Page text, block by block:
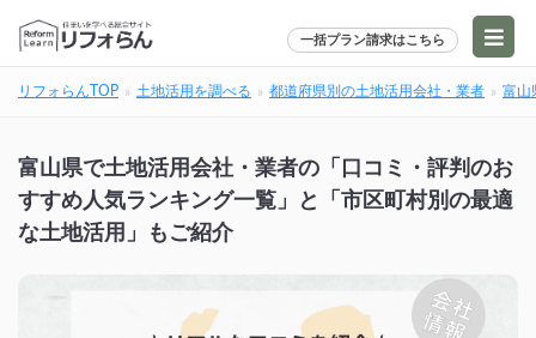
一括プラン請求はこちら
リフォらんTOP 土地活用を調べる 都道府県別の土地活用会社・業者 富山
富山県で土地活用会社・業者の「口コミ・評判のお
すすめ人気ランキング一覧」と「市区町村別の最適
な土地活用」もご紹介